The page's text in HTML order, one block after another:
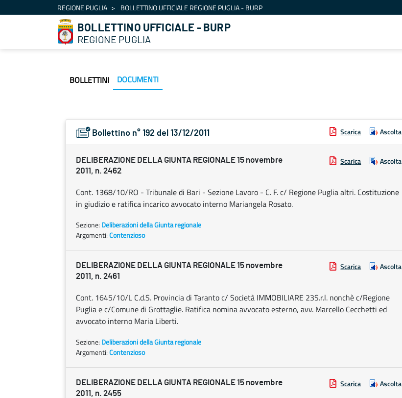
Salta al contenutoREGIONE PUGLIA BOLLETTINO UFFICIALE REGIONE PUGLIA - BURP
BOLLETTINO UFFICIALE - BURP
REGIONE PUGLIA
BOLLETTINI DOCUMENTI
Bollettino n° 192 del 13/12/2011 Scarica Ascolta
DELIBERAZIONE DELLA GIUNTA REGIONALE 15 novembre
2011, n. 2462
Scarica Ascolta
Cont. 1368/10/RO - Tribunale di Bari - Sezione Lavoro - C. F. c/ Regione Puglia altri. Costituzione
in giudizio e ratifica incarico avvocato interno Mariangela Rosato.
Sezione: Deliberazioni della Giunta regionale
Argomenti:Contenzioso
DELIBERAZIONE DELLA GIUNTA REGIONALE 15 novembre
2011, n. 2461
Scarica Ascolta
Cont. 1645/10/L C.d.S. Provincia di Taranto c/ Società IMMOBILIARE 23S.r.l. nonchè c/Regione
Puglia e c/Comune di Grottaglie. Ratifica nomina avvocato esterno, avv. Marcello Cecchetti ed
avvocato interno Maria Liberti.
Sezione: Deliberazioni della Giunta regionale
Argomenti:Contenzioso
DELIBERAZIONE DELLA GIUNTA REGIONALE 15 novembre
2011, n. 2455
Scarica Ascolta